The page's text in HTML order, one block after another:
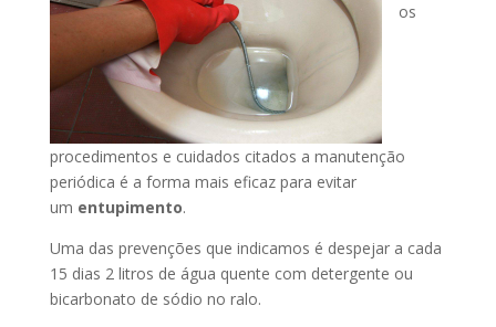
os
procedimentos e cuidados citados a manutenção
periódica é a forma mais eficaz para evitar
um entupimento.
Uma das prevenções que indicamos é despejar a cada
15 dias 2 litros de água quente com detergente ou
bicarbonato de sódio no ralo.